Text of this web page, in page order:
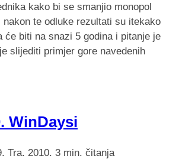
kako bi se smanjio monopol
nakon te odluke rezultati su itekako
će biti na snazi 5 godina i pitanje je
slijediti primjer gore navedenih
WinDaysi
Tra. 2010. 3 min. čitanja